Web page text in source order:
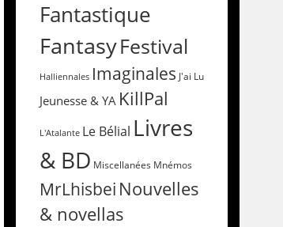
Fantastique
FantasyFestival
Halliennales Imaginales J'ai Lu
Jeunesse & YA KillPal
L'Atalante Le Bélial Livres
& BD Miscellanées Mnémos
MrLhisbei Nouvelles
& novellas